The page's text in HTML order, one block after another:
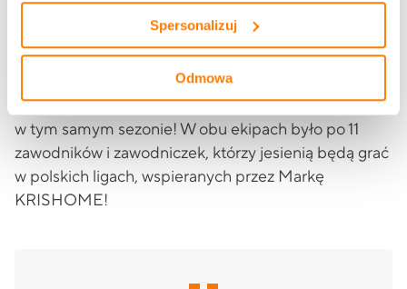
Spersonalizuj
Odmowa
sezon dla całej polskiej siatkówki. Niedawno z
pierwszego, historycznego medalu Ligi Narodów
cieszyły się nasze fantastyczne siatkarki. Nigdy w
historii nie mieliśmy tak znakomitej sytuacji, by nasze
reprezentacje zdobyły dwa medale tych rozgrywek
w tym samym sezonie! W obu ekipach było po 11
zawodników i zawodniczek, którzy jesienią będą grać
w polskich ligach, wspieranych przez Markę
KRISHOME!